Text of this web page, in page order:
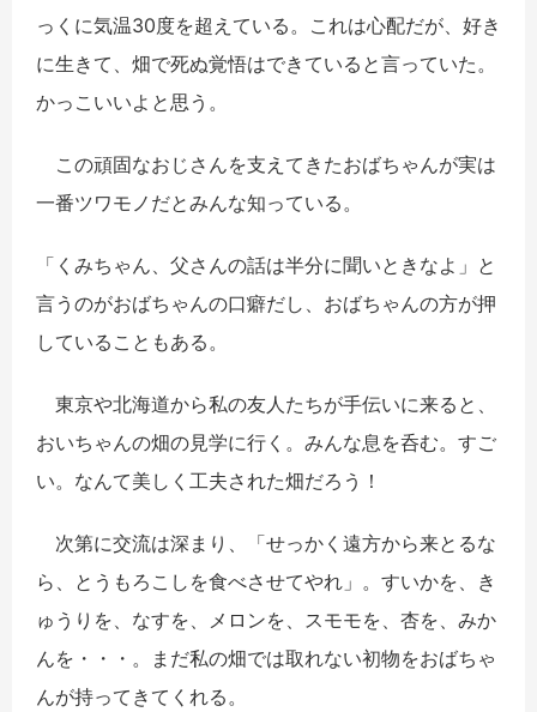
っくに気温30度を超えている。これは心配だが、好き
に生きて、畑で死ぬ覚悟はできていると言っていた。
かっこいいよと思う。
この頑固なおじさんを支えてきたおばちゃんが実は
一番ツワモノだとみんな知っている。
「くみちゃん、父さんの話は半分に聞いときなよ」と
言うのがおばちゃんの口癖だし、おばちゃんの方が押
していることもある。
東京や北海道から私の友人たちが手伝いに来ると、
おいちゃんの畑の見学に行く。みんな息を呑む。すご
い。なんて美しく工夫された畑だろう！
次第に交流は深まり、「せっかく遠方から来とるな
ら、とうもろこしを食べさせてやれ」。すいかを、き
ゅうりを、なすを、メロンを、スモモを、杏を、みか
んを・・・。まだ私の畑では取れない初物をおばちゃ
んが持ってきてくれる。